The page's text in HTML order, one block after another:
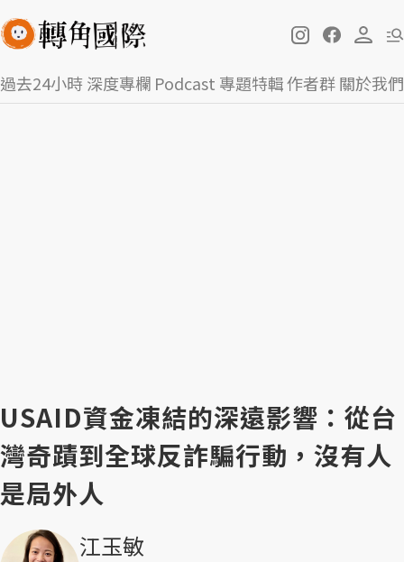
過去24小時深度專欄 Podcast 專題特輯作者群關於我們
USAID資金凍結的深遠影響：從台
灣奇蹟到全球反詐騙行動，沒有人
是局外人
江玉敏